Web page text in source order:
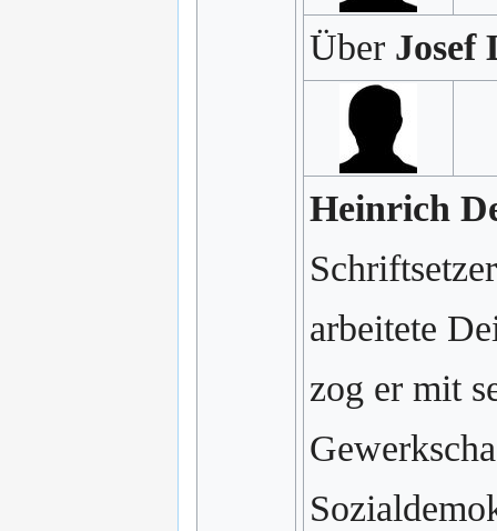
Über Josef
Heinrich
arbeitete
zog er mit